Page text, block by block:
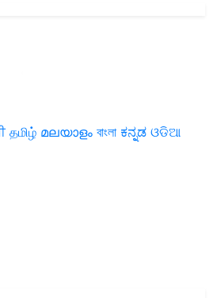
தமிழ் മലയാളം বাংলা ಕನ್ನಡ ଓଡିଆ